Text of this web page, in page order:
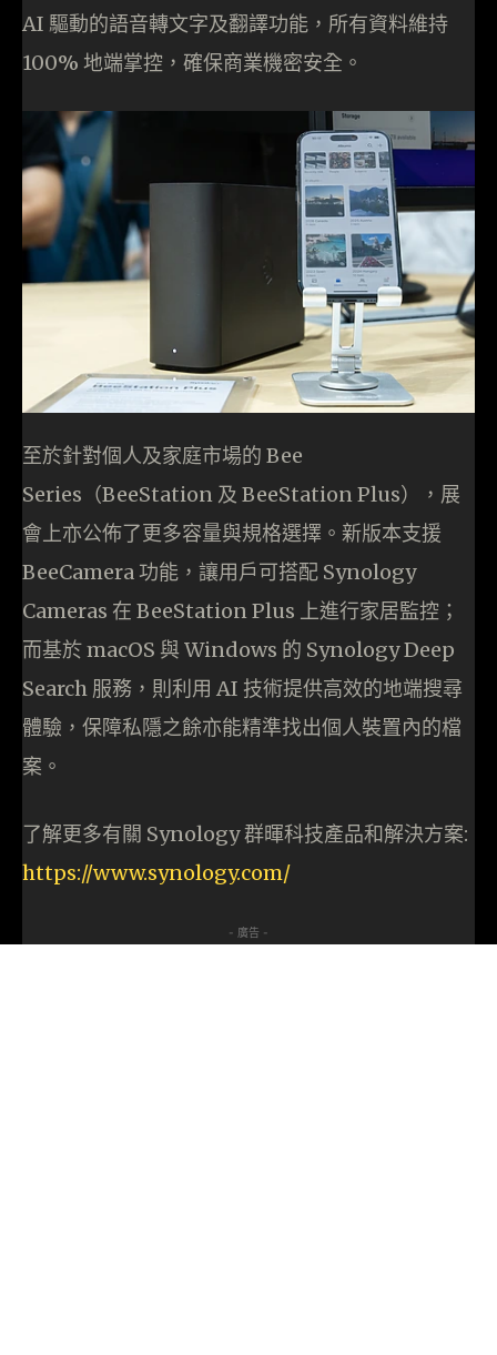
AI 驅動的語音轉文字及翻譯功能，所有資料維持
100% 地端掌控，確保商業機密安全。
至於針對個人及家庭市場的 Bee
Series（BeeStation 及 BeeStation Plus），展
會上亦公佈了更多容量與規格選擇。新版本支援
BeeCamera 功能，讓用戶可搭配 Synology
Cameras 在 BeeStation Plus 上進行家居監控；
而基於 macOS 與 Windows 的 Synology Deep
Search 服務，則利用 AI 技術提供高效的地端搜尋
體驗，保障私隱之餘亦能精準找出個人裝置內的檔
案。
了解更多有關 Synology 群暉科技產品和解決方案:
https://www.synology.com/
- 廣告 -